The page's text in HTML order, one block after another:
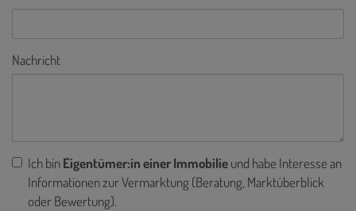
Nachricht
Ich binEigentümer:in einer Immobilieund habe Interesse an
Informationen zur Vermarktung (Beratung, Marktüberblick
oder Bewertung).